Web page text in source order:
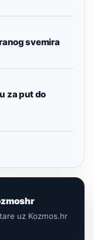
svemira
za put do
uz Kozmos.hr